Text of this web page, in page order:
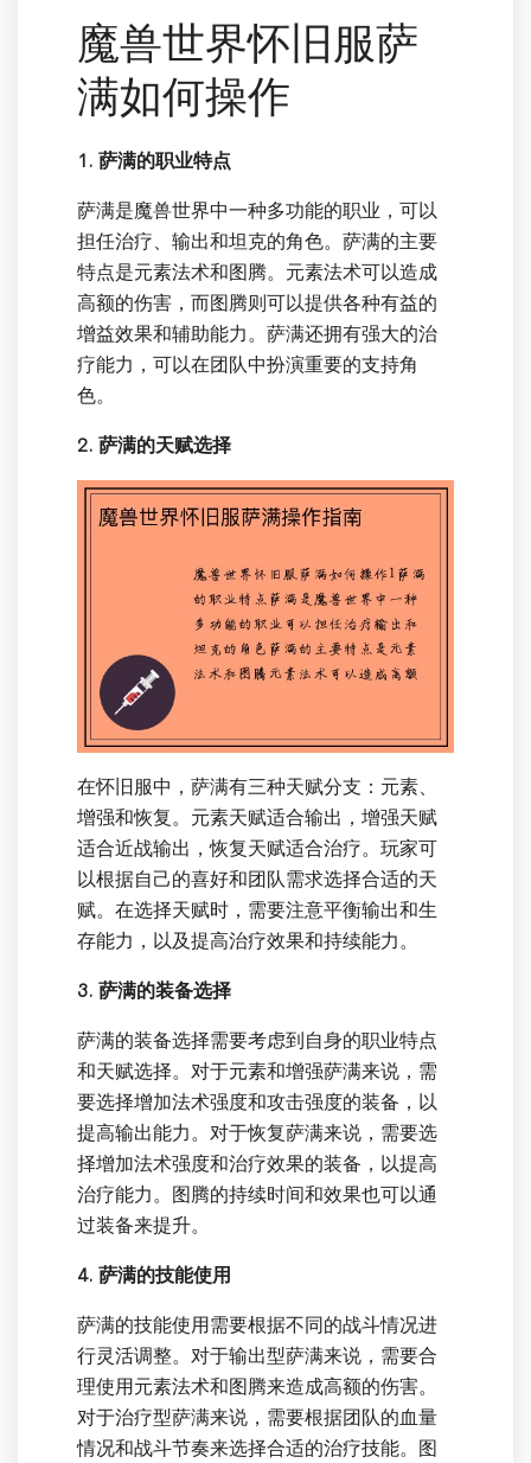
魔兽世界怀旧服萨
满如何操作
1. 萨满的职业特点
萨满是魔兽世界中一种多功能的职业，可以
担任治疗、输出和坦克的角色。萨满的主要
特点是元素法术和图腾。元素法术可以造成
高额的伤害，而图腾则可以提供各种有益的
增益效果和辅助能力。萨满还拥有强大的治
疗能力，可以在团队中扮演重要的支持角
色。
2. 萨满的天赋选择
在怀旧服中，萨满有三种天赋分支：元素、
增强和恢复。元素天赋适合输出，增强天赋
适合近战输出，恢复天赋适合治疗。玩家可
以根据自己的喜好和团队需求选择合适的天
赋。在选择天赋时，需要注意平衡输出和生
存能力，以及提高治疗效果和持续能力。
3. 萨满的装备选择
萨满的装备选择需要考虑到自身的职业特点
和天赋选择。对于元素和增强萨满来说，需
要选择增加法术强度和攻击强度的装备，以
提高输出能力。对于恢复萨满来说，需要选
择增加法术强度和治疗效果的装备，以提高
治疗能力。图腾的持续时间和效果也可以通
过装备来提升。
4. 萨满的技能使用
萨满的技能使用需要根据不同的战斗情况进
行灵活调整。对于输出型萨满来说，需要合
理使用元素法术和图腾来造成高额的伤害。
对于治疗型萨满来说，需要根据团队的血量
情况和战斗节奏来选择合适的治疗技能。图